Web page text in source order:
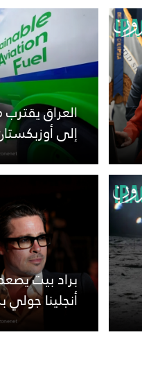
العراق
إلى
براد بيت
أنجلينا